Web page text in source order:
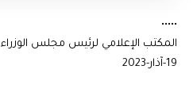
•••••
المكتب الإعلامي لرئيس مجلس الوزراء